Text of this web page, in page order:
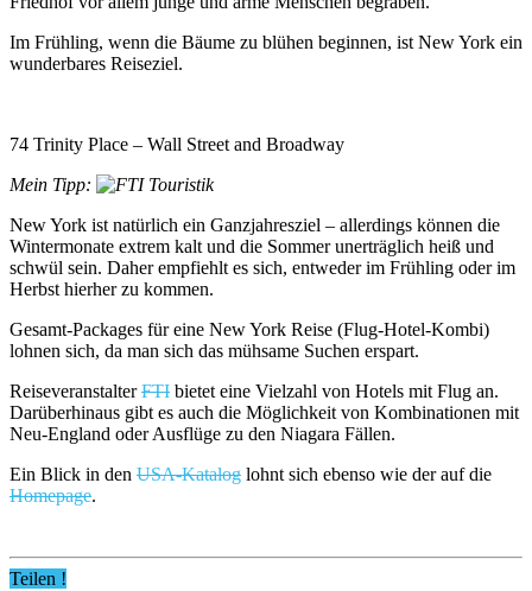
Im Frühling, wenn die Bäume zu blühen beginnen, ist New York ein
wunderbares Reiseziel.
74 Trinity Place – Wall Street and Broadway
Mein Tipp:
New York ist natürlich ein Ganzjahresziel – allerdings können die
Wintermonate extrem kalt und die Sommer unerträglich heiß und
schwül sein. Daher empfiehlt es sich, entweder im Frühling oder im
Herbst hierher zu kommen.
Gesamt-Packages für eine New York Reise (Flug-Hotel-Kombi)
lohnen sich, da man sich das mühsame Suchen erspart.
ReiseveranstalterFTI bietet eine Vielzahl von Hotels mit Flug an.
Darüberhinaus gibt es auch die Möglichkeit von Kombinationen mit
Neu-England oder Ausflüge zu den Niagara Fällen.
Ein Blick in den USA-Katalog lohnt sich ebenso wie der auf die
Homepage.
Teilen !